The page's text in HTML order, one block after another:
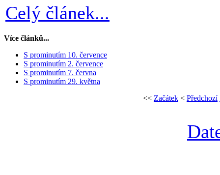
Celý článek...
Více článků...
S prominutím 10. července
S prominutím 2. července
S prominutím 7. června
S prominutím 29. května
<< Začátek < Předchozí